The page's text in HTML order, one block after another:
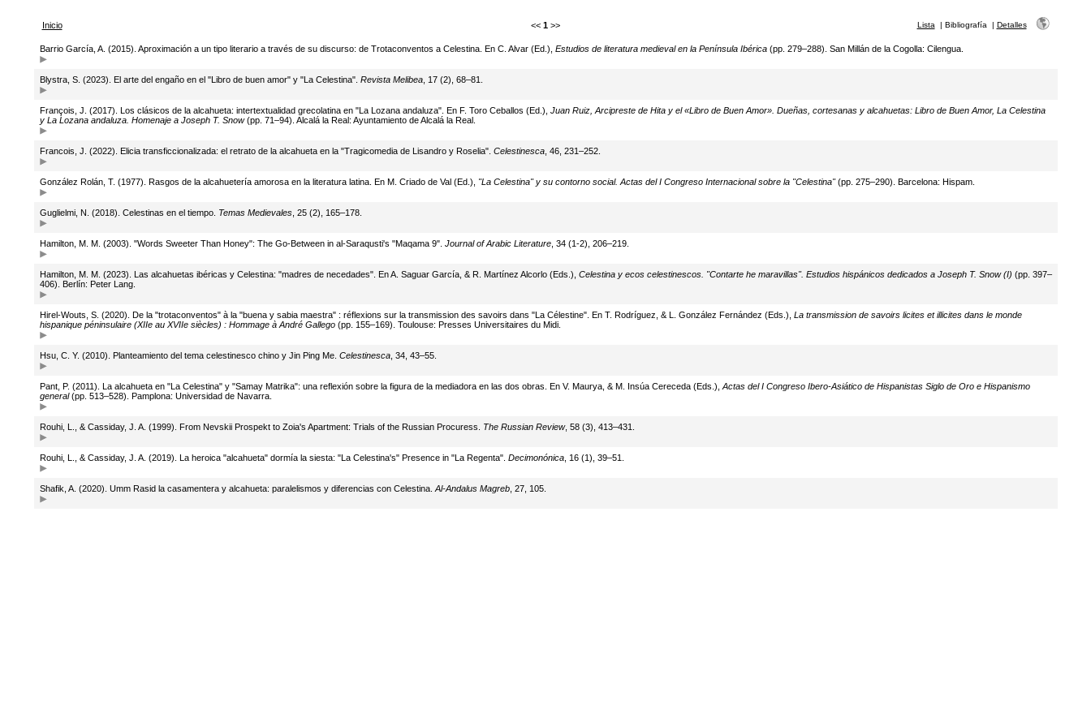
Inicio << 1 >> Lista | Bibliografía | Detalles
Barrio García, A. (2015). Aproximación a un tipo literario a través de su discurso: de Trotaconventos a Celestina. En C. Alvar (Ed.), Estudios de literatura medieval en la Península Ibérica(pp. 279–288). San Millán de la Cogolla: Cilengua.
Blystra, S. (2023). El arte del engaño en el "Libro de buen amor" y "La Celestina". Revista Melibea, 17 (2), 68–81.
François, J. (2017). Los clásicos de la alcahueta: intertextualidad grecolatina en "La Lozana andaluza". En F. Toro Ceballos (Ed.), Juan Ruiz, Arcipreste de Hita y el «Libro de Buen Amor». Dueñas, cortesanas y alcahuetas: Libro de Buen Amor, La Celestina
y La Lozana andaluza. Homenaje a Joseph T. Snow(pp. 71–94). Alcalá la Real: Ayuntamiento de Alcalá la Real.
Francois, J. (2022). Elicia transficcionalizada: el retrato de la alcahueta en la "Tragicomedia de Lisandro y Roselia". Celestinesca, 46, 231–252.
González Rolán, T. (1977). Rasgos de la alcahuetería amorosa en la literatura latina. En M. Criado de Val (Ed.), "La Celestina" y su contorno social. Actas del I Congreso Internacional sobre la "Celestina"(pp. 275–290). Barcelona: Hispam.
Guglielmi, N. (2018). Celestinas en el tiempo. Temas Medievales, 25 (2), 165–178.
Hamilton, M. M. (2003). "Words Sweeter Than Honey": The Go-Between in al-Saraqusti's "Maqama 9". Journal of Arabic Literature, 34 (1-2), 206–219.
Hamilton, M. M. (2023). Las alcahuetas ibéricas y Celestina: "madres de necedades". En A. Saguar García, & R. Martínez Alcorlo (Eds.), Celestina y ecos celestinescos. "Contarte he maravillas". Estudios hispánicos dedicados a Joseph T. Snow (I) (pp. 397–
406). Berlín: Peter Lang.
Hirel-Wouts, S. (2020). De la "trotaconventos" à la "buena y sabia maestra" : réflexions sur la transmission des savoirs dans "La Célestine". En T. Rodríguez, & L. González Fernández (Eds.), La transmission de savoirs licites et illicites dans le monde
hispanique péninsulaire (XIIe au XVIIe siècles) : Hommage à André Gallego(pp. 155–169). Toulouse: Presses Universitaires du Midi.
Hsu, C. Y. (2010). Planteamiento del tema celestinesco chino y Jin Ping Me. Celestinesca, 34, 43–55.
Pant, P. (2011). La alcahueta en "La Celestina" y "Samay Matrika": una reflexión sobre la figura de la mediadora en las dos obras. En V. Maurya, & M. Insúa Cereceda (Eds.), Actas del I Congreso Ibero-Asiático de Hispanistas Siglo de Oro e Hispanismo
general(pp. 513–528). Pamplona: Universidad de Navarra.
Rouhi, L., & Cassiday, J. A. (1999). From Nevskii Prospekt to Zoia's Apartment: Trials of the Russian Procuress. The Russian Review, 58 (3), 413–431.
Rouhi, L., & Cassiday, J. A. (2019). La heroica "alcahueta" dormía la siesta: "La Celestina's" Presence in "La Regenta". Decimonónica, 16 (1), 39–51.
Shafik, A. (2020). Umm Rasid la casamentera y alcahueta: paralelismos y diferencias con Celestina. Al-Andalus Magreb, 27, 105.